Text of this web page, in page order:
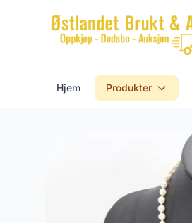
Hjem Produkter